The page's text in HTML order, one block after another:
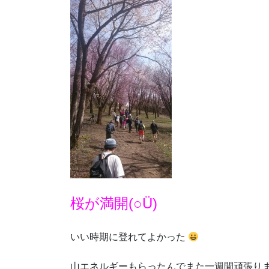
桜が満開(○Ü)
いい時期に登れてよかった
山エネルギーもらったんでまた一週間頑張り